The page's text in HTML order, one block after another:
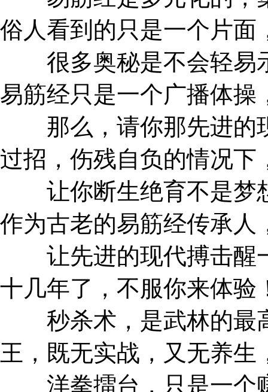
俗人看到的只是一个片面
很多奥秘是不会轻易
易筋经只是一个广播体操
那么，请你那先进的
过招，伤残自负的情况下
让你断生绝育不是梦
作为古老的易筋经传承人
让先进的现代搏击醒
十几年了，不服你来体验
秒杀术，是武林的最
王，既无实战，又无养生
洋拳擂台，只是一个